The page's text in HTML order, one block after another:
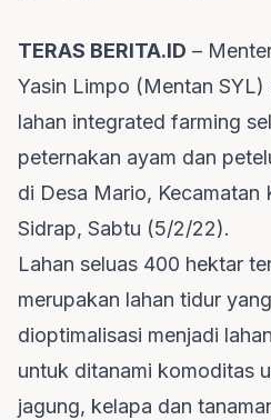
TERAS BERITA.ID –
Yasin Limpo (Mentan SYL)
lahan integrated farming
peternakan ayam dan
di Desa Mario, Kecamatan
Sidrap, Sabtu (5/2/22).
Lahan seluas 400 hektar
merupakan lahan tidur
dioptimalisasi menjadi
untuk ditanami komoditas
jagung, kelapa dan